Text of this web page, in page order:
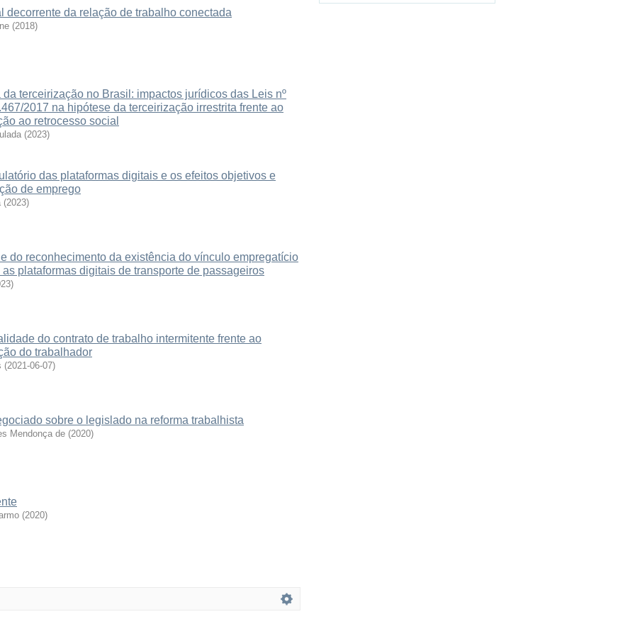
decorrente da relação de trabalho conectada
(2018)
terceirização no Brasil: impactos jurídicos das Leis nº
2017 na hipótese da terceirização irrestrita frente ao
ao retrocesso social
(2023)
das plataformas digitais e os efeitos objetivos e
de emprego
(2023)
do reconhecimento da existência do vínculo empregatício
plataformas digitais de transporte de passageiros
)
do contrato de trabalho intermitente frente ao
do trabalhador
(2021-06-07)
sobre o legislado na reforma trabalhista
Mendonça de (2020)
(2020)